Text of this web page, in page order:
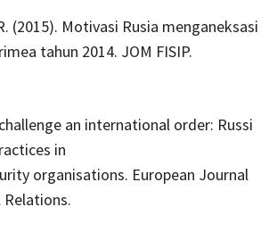
(2015). Motivasi Rusia menganeksasi
tahun 2014. JOM FISIP.
an international order: Russi
in
organisations. European Journal